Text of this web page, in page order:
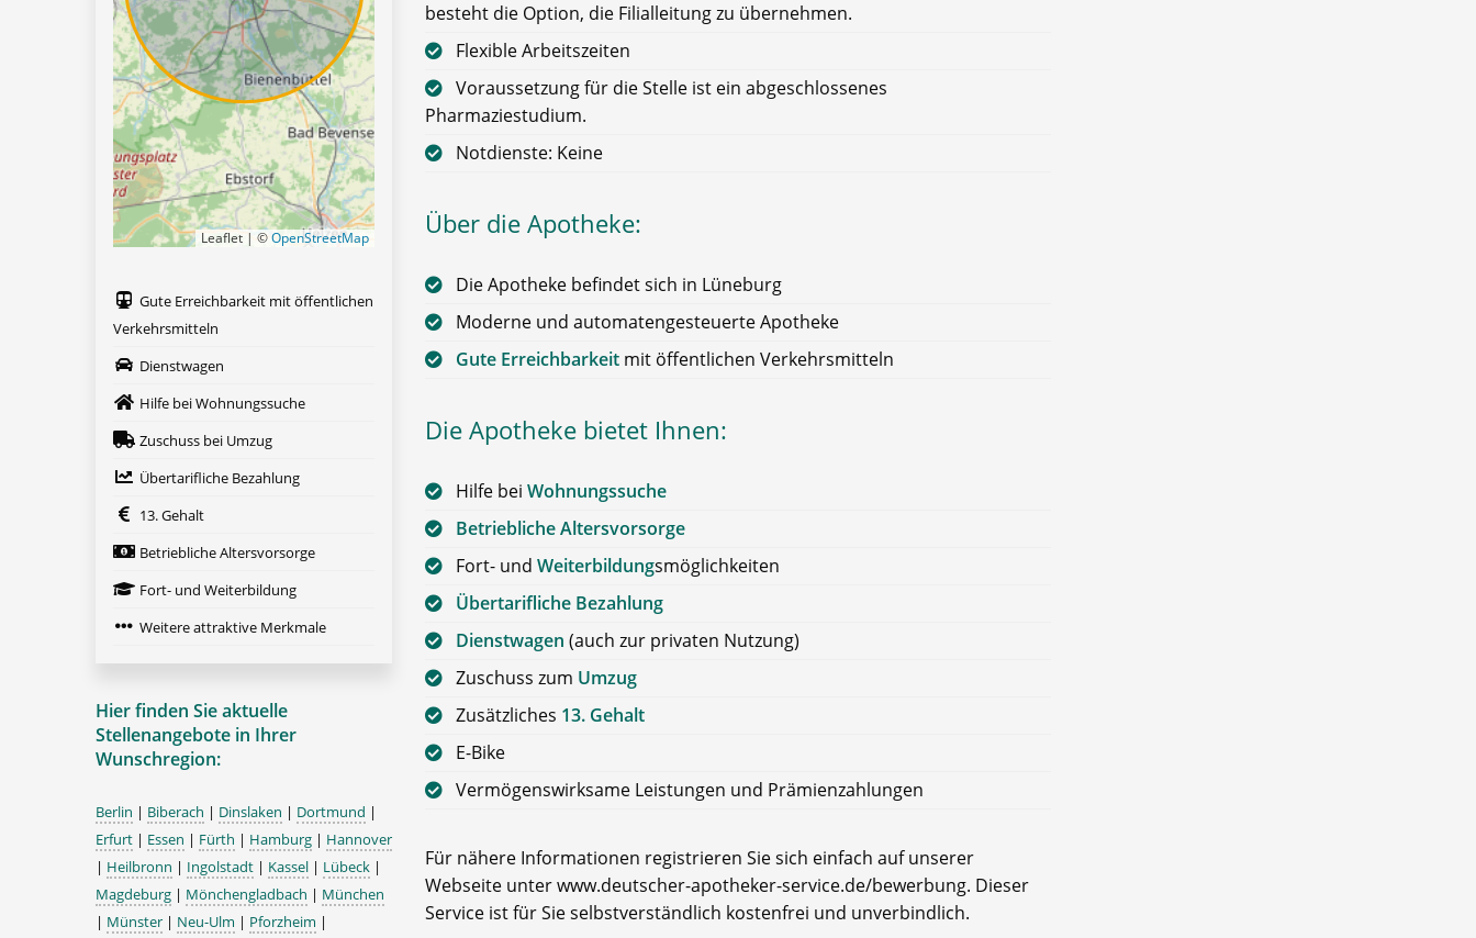
besteht die Option, die Filialleitung zu übernehmen.
Flexible Arbeitszeiten
Voraussetzung für die Stelle ist ein abgeschlossenes
Pharmaziestudium.
Notdienste: Keine
Über die Apotheke:
Die Apotheke befindet sich in Lüneburg
Moderne und automatengesteuerte Apotheke
Gute Erreichbarkeit mit öffentlichen Verkehrsmitteln
Die Apotheke bietet Ihnen:
Hilfe bei Wohnungssuche
Betriebliche Altersvorsorge
Fort- und Weiterbildungsmöglichkeiten
Übertarifliche Bezahlung
Dienstwagen (auch zur privaten Nutzung)
Zuschuss zum Umzug
Zusätzliches 13. Gehalt
E-Bike
Vermögenswirksame Leistungen und Prämienzahlungen
Für nähere Informationen registrieren Sie sich einfach auf unserer
Webseite unter www.deutscher-apotheker-service.de/bewerbung. Dieser
Service ist für Sie selbstverständlich kostenfrei und unverbindlich.
Leaflet | ©OpenStreetMap
Gute Erreichbarkeit mit öffentlichen
Verkehrsmitteln
Dienstwagen
Hilfe bei Wohnungssuche
Zuschuss bei Umzug
Übertarifliche Bezahlung
13. Gehalt
Betriebliche Altersvorsorge
Fort- und Weiterbildung
Weitere attraktive Merkmale
Hier finden Sie aktuelle
Stellenangebote in Ihrer
Wunschregion:
Berlin | Biberach | Dinslaken | Dortmund |
Erfurt | Essen | Fürth | Hamburg | Hannover
| Heilbronn | Ingolstadt | Kassel | Lübeck |
Magdeburg | Mönchengladbach | München
| Münster | Neu-Ulm | Pforzheim |